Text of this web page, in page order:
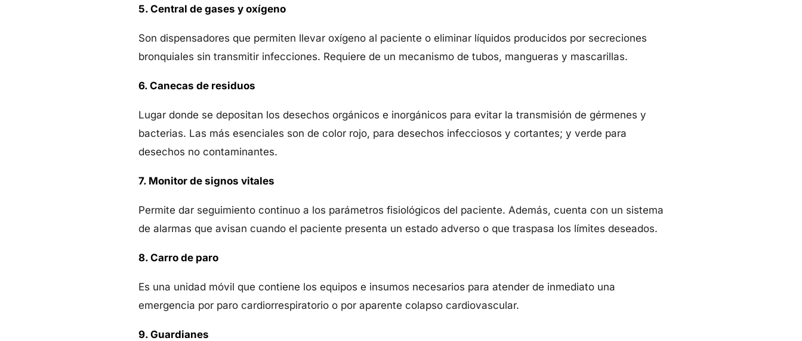
5. Central de gases y oxígeno
Son dispensadores que permiten llevar oxígeno al paciente o eliminar líquidos producidos por secreciones
bronquiales sin transmitir infecciones. Requiere de un mecanismo de tubos, mangueras y mascarillas.
6. Canecas de residuos
Lugar donde se depositan los desechos orgánicos e inorgánicos para evitar la transmisión de gérmenes y
bacterias. Las más esenciales son de color rojo, para desechos infecciosos y cortantes; y verde para
desechos no contaminantes.
7. Monitor de signos vitales
Permite dar seguimiento continuo a los parámetros fisiológicos del paciente. Además, cuenta con un sistema
de alarmas que avisan cuando el paciente presenta un estado adverso o que traspasa los límites deseados.
8. Carro de paro
Es una unidad móvil que contiene los equipos e insumos necesarios para atender de inmediato una
emergencia por paro cardiorrespiratorio o por aparente colapso cardiovascular.
9. Guardianes